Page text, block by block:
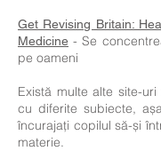
Get Revising Britain:
Medicine - Se
pe oameni
Există multe alte site-
cu diferite subiecte,
încurajați copilul să-și
materie.